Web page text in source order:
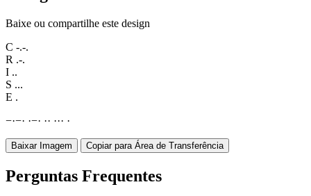
Baixe ou compartilhe este design
C -.-.
R .-.
I ..
S ...
E .
−·−· ·−· ·· ··· ·
Baixar Imagem Copiar para Área de Transferência
Perguntas Frequentes